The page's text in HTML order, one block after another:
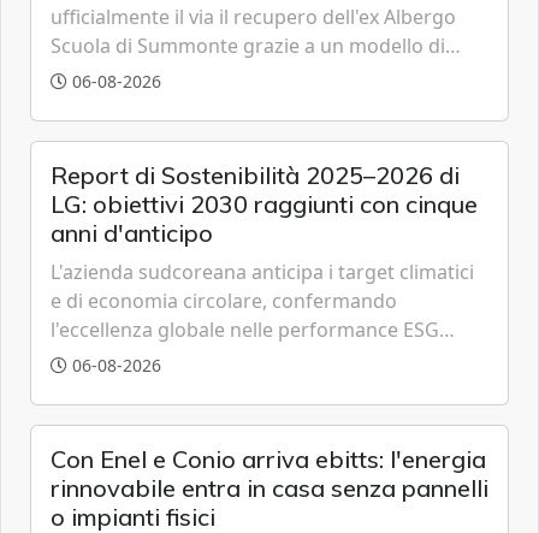
ufficialmente il via il recupero dell'ex Albergo
Scuola di Summonte grazie a un modello di
partenariato pubblico-privato e a una rete di
06-08-2026
Report di Sostenibilità 2025–2026 di
LG: obiettivi 2030 raggiunti con cinque
anni d'anticipo
L'azienda sudcoreana anticipa i target climatici
e di economia circolare, confermando
l'eccellenza globale nelle performance ESG
grazie a innovazione, accessibilità e governance
06-08-2026
Con Enel e Conio arriva ebitts: l'energia
rinnovabile entra in casa senza pannelli
o impianti fisici